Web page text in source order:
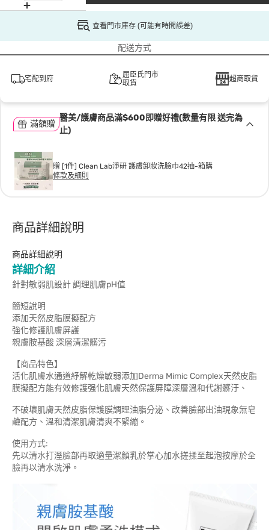
查看門市庫存 (可能有時間誤差)
配送方式
宅配到府
屈臣氏門市
取貨
超商取貨
滿額贈
醫美/護膚商品滿$600即贈好禮(數量有限 送完為
止)
贈 [1件] Clean Lab淨研 護膚卸妝洗臉巾42抽-箱購
條款及細則
商品詳細說明
商品詳細說明
詳細介紹
針對敏弱肌設計 調理肌膚pH值
簡短說明
添加天然皮脂膜擬配方
強化修護肌膚屏護
親膚胺基酸 深層清潔髒污
【商品特色】
活化肌膚水通道紓解乾燥敏弱添加Derma Mimic Complex天然皮脂
膜擬配方能有效修護强化肌膚天然保護屏障深層溫和代謝髒汙、
不破壞肌膚天然皮脂保護膜調理油脂分泌、改善臉部出油現象無皂
鹼配方、溫和清潔肌膚清爽不緊繃。
使用方式:
先以清水打溼臉部再取適量潔顏乳於掌心加水搓揉至起泡按摩於全
臉再以清水洗淨。